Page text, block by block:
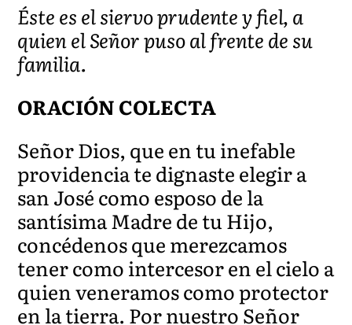
Éste es el siervo prudente y fiel, a
quien el Señor puso al frente de su
familia.
ORACIÓN COLECTA
Señor Dios, que en tu inefable
providencia te dignaste elegir a
san José como esposo de la
santísima Madre de tu Hijo,
concédenos que merezcamos
tener como intercesor en el cielo a
quien veneramos como protector
en la tierra. Por nuestro Señor